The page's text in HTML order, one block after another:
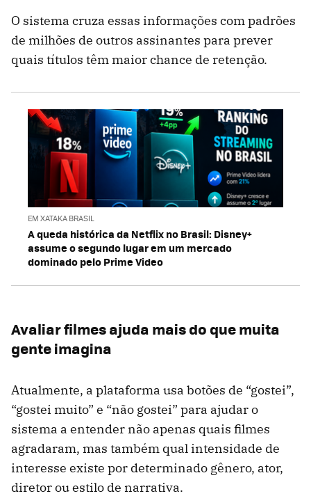
O sistema cruza essas informações com padrões
de milhões de outros assinantes para prever
quais títulos têm maior chance de retenção.
EM XATAKA BRASIL
A queda histórica da Netflix no Brasil: Disney+
assume o segundo lugar em um mercado
dominado pelo Prime Video
Avaliar filmes ajuda mais do que muita
gente imagina
Atualmente, a plataforma usa botões de “gostei”,
“gostei muito” e “não gostei” para ajudar o
sistema a entender não apenas quais filmes
agradaram, mas também qual intensidade de
interesse existe por determinado gênero, ator,
diretor ou estilo de narrativa.